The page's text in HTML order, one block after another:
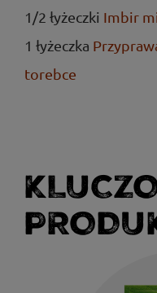
1/2 łyżeczki Imbir
1 łyżeczka
torebce